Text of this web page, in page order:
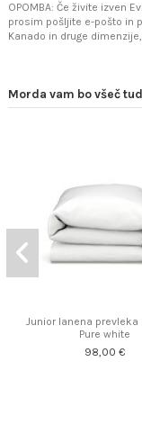
OPOMBA: Če živite izven
prosim pošljite e-pošto in
Kanado in druge
Morda vam bo všeč
Junior lanena prevleka
Pure white
98,00 €